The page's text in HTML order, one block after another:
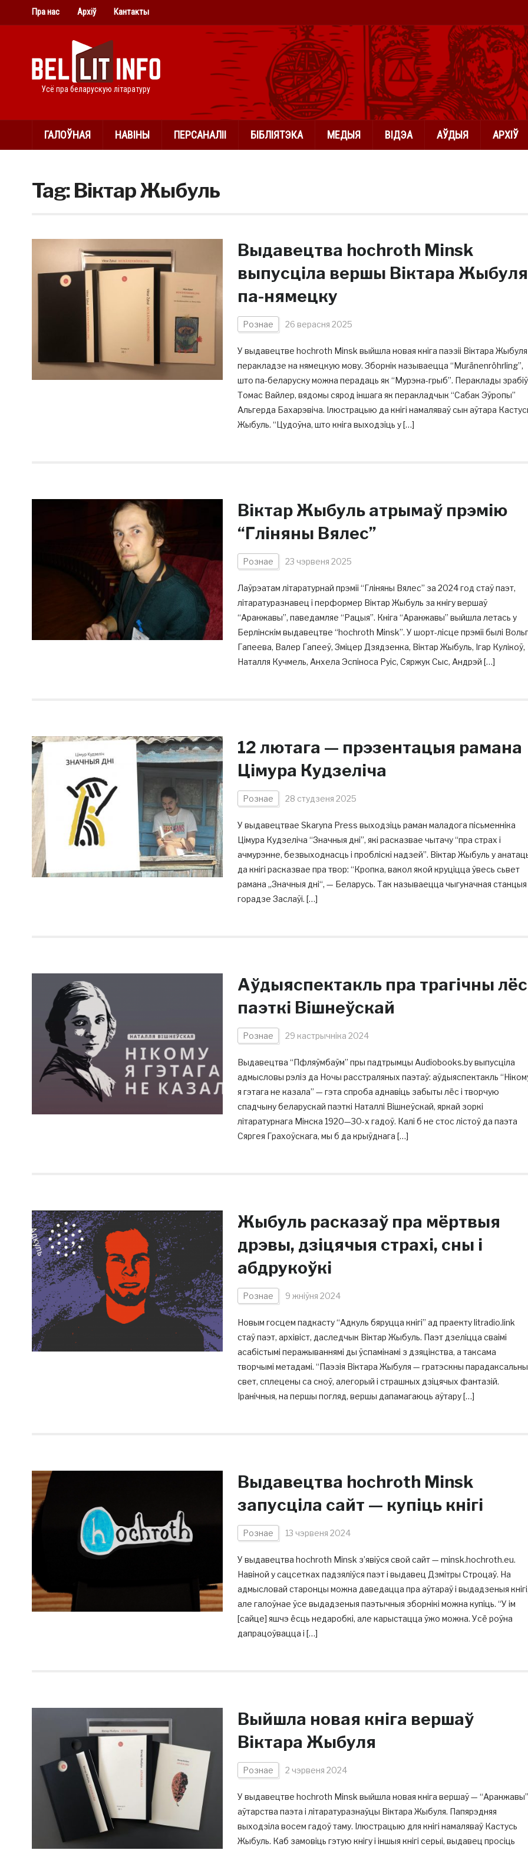
Пра нас Архіў Кантакты
Усё пра беларускую літаратуру
ГАЛОЎНАЯ НАВІНЫ ПЕРСАНАЛІІ БІБЛІЯТЭКА МЕДЫЯ ВІДЭА АЎДЫЯ АРХІЎ
Tag:Віктар Жыбуль
Выдавецтва hochroth Minsk
выпусціла вершы Віктара Жыбуля
па-нямецку
Рознае 26 верасня 2025
У выдавецтве hochroth Minsk выйшла новая кніга паэзіі Віктара Жыбуля
перакладзе на нямецкую мову. Зборнік называецца “Muränenröhrling”,
што па-беларуску можна перадаць як “Мурэна-грыб”. Пераклады зрабіў
Томас Вайлер, вядомы сярод іншага як перакладчык “Сабак Эўропы”
Альгерда Бахарэвіча. Ілюстрацыю да кнігі намаляваў сын аўтара
Жыбуль. “Цудоўна, што кніга выходзіць у […]
Віктар Жыбуль атрымаў прэмію
“Гліняны Вялес”
Рознае 23 чэрвеня 2025
Лаўрэатам літаратурнай прэміі “Гліняны Вялес” за 2024 год стаў паэт,
літаратуразнавец і перформер Віктар Жыбуль за кнігу вершаў
“Аранжавы”, паведамляе “Рацыя”. Кніга “Аранжавы” выйшла летась у
Берлінскім выдавецтве “hochroth Minsk”. У шорт-лісце прэміі былі
Гапеева, Валер Гапееў, Зміцер Дзядзенка, Віктар Жыбуль, Ігар Кулікоў,
Наталля Кучмель, Анхела Эспіноса Руіс, Сяржук Сыс, Андрэй […]
12 лютага — прэзентацыя рамана
Цімура Кудзеліча
Рознае 28 студзеня 2025
У выдавецтвае Skaryna Press выходзіць раман маладога пісьменніка
Цімура Кудзеліча “Значныя дні”, які расказвае чытачу “пра страх і
ачмурэнне, безвыходнасць і пробліскі надзей”. Віктар Жыбуль у
да кнігі расказвае пра твор: “Кропка, вакол якой круціцца ўвесь сьвет
рамана „Значныя дні“, — Беларусь. Так называецца чыгуначная станцыя
горадзе Заслаўі. […]
Аўдыяспектакль пра трагічны лёс
паэткі Вішнеўскай
Рознае 29 кастрычніка 2024
Выдавецтва “Пфляўмбаўм” пры падтрымцы Audiobooks.by выпусціла
адмысловы рэліз да Ночы расстраляных паэтаў: аўдыяспектакль
я гэтага не казала” — гэта спроба аднавіць забыты лёс і творчую
спадчыну беларускай паэткі Наталлі Вішнеўскай, яркай зоркі
літаратурнага Мінска 1920—30-х гадоў. Калі б не стос лістоў да паэта
Сяргея Грахоўскага, мы б да крыўднага […]
Жыбуль расказаў пра мёртвыя
дрэвы, дзіцячыя страхі, сны і
абдрукоўкі
Рознае 9 жніўня 2024
Новым госцем падкасту “Адкуль бяруцца кнігі” ад праекту litradio.link
стаў паэт, архівіст, даследчык Віктар Жыбуль. Паэт дзеліцца сваімі
асабістымі перажываннямі ды ўспамінамі з дзяцінства, а таксама
творчымі метадамі. “Паэзія Віктара Жыбуля — гратэскны парадаксальны
свет, сплецены са сноў, алегорый і страшных дзіцячых фантазій.
Іранічныя, на першы погляд, вершы дапамагаюць аўтару […]
Выдавецтва hochroth Minsk
запусціла сайт — купіць кнігі
Рознае 13 чэрвеня 2024
У выдавецтва hochroth Minsk з’явіўся свой сайт — minsk.hochroth.eu.
Навіной у сацсетках падзяліўся паэт і выдавец Дзмітры Строцаў. На
адмысловай старонцы можна даведацца пра аўтараў і выдадзеныя
але галоўнае ўсе выдадзеныя паэтычныя зборнікі можна купіць. “У ім
[сайце] яшчэ ёсць недаробкі, але карыстацца ўжо можна. Усё роўна
дапрацоўвацца і […]
Выйшла новая кніга вершаў
Віктара Жыбуля
Рознае 2 чэрвеня 2024
У выдавецтве hochroth Minsk выйшла новая кніга вершаў — “Аранжавы”
аўтарства паэта і літаратуразнаўцы Віктара Жыбуля. Папярэдняя
выходзіла восем гадоў таму. Ілюстрацыю для кнігі намаляваў Кастусь
Жыбуль. Каб замовіць гэтую кнігу і іншыя кнігі серыі, выдавец просіць